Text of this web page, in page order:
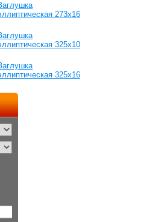
273х16
325х10
325х16